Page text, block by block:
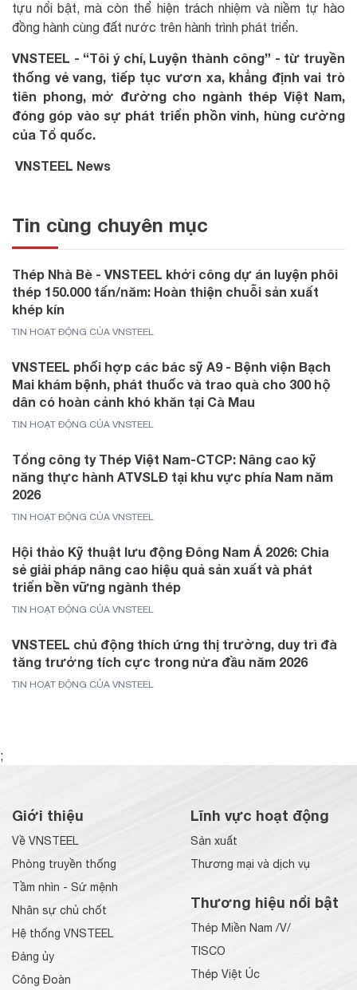
tựu nổi bật, mà còn thể hiện trách nhiệm và niềm tự hào
đồng hành cùng đất nước trên hành trình phát triển.
VNSTEEL - “Tôi ý chí, Luyện thành công” - từ truyền
thống vẻ vang, tiếp tục vươn xa, khẳng định vai trò
tiên phong, mở đường cho ngành thép Việt Nam,
đóng góp vào sự phát triển phồn vinh, hùng cường
của Tổ quốc.
VNSTEEL News
Tin cùng chuyên mục
Thép Nhà Bè - VNSTEEL khởi công dự án luyện phôi
thép 150.000 tấn/năm: Hoàn thiện chuỗi sản xuất
khép kín
TIN HOẠT ĐỘNG CỦA VNSTEEL
VNSTEEL phối hợp các bác sỹ A9 - Bệnh viện Bạch
Mai khám bệnh, phát thuốc và trao quà cho 300 hộ
dân có hoàn cảnh khó khăn tại Cà Mau
TIN HOẠT ĐỘNG CỦA VNSTEEL
Tổng công ty Thép Việt Nam-CTCP: Nâng cao kỹ
năng thực hành ATVSLĐ tại khu vực phía Nam năm
2026
TIN HOẠT ĐỘNG CỦA VNSTEEL
Hội thảo Kỹ thuật lưu động Đông Nam Á 2026: Chia
sẻ giải pháp nâng cao hiệu quả sản xuất và phát
triển bền vững ngành thép
TIN HOẠT ĐỘNG CỦA VNSTEEL
VNSTEEL chủ động thích ứng thị trường, duy trì đà
tăng trưởng tích cực trong nửa đầu năm 2026
TIN HOẠT ĐỘNG CỦA VNSTEEL
;
Giới thiệu
Về VNSTEEL
Phòng truyền thống
Tầm nhìn - Sứ mệnh
Nhân sự chủ chốt
Hệ thống VNSTEEL
Đảng ủy
Công Đoàn
Lĩnh vực hoạt động
Sản xuất
Thương mại và dịch vụ
Thương hiệu nổi bật
Thép Miền Nam /V/
TISCO
Thép Việt Úc